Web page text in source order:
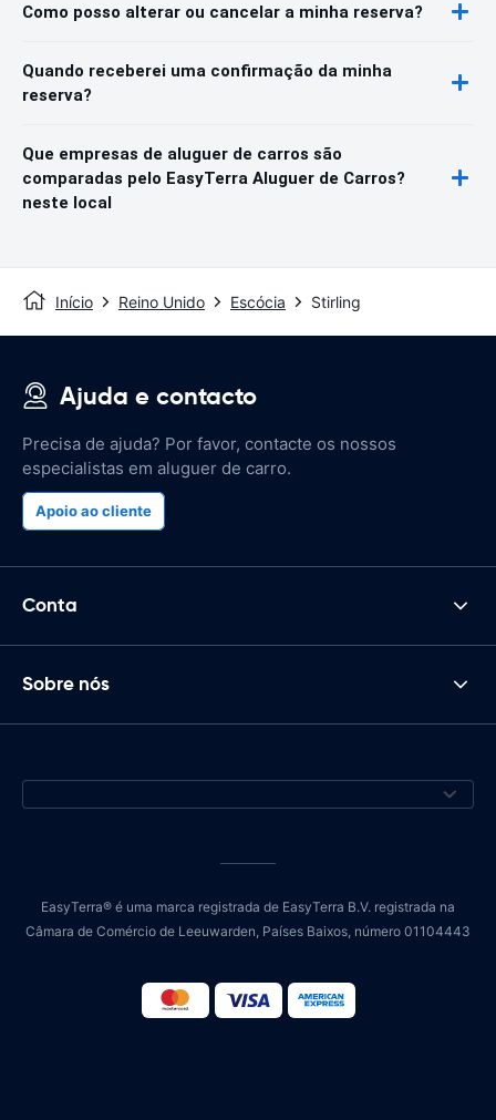
Como posso alterar ou cancelar a minha reserva?
Quando receberei uma confirmação da minha
reserva?
Que empresas de aluguer de carros são
comparadas pelo EasyTerra Aluguer de Carros?
neste local
Início Reino Unido Escócia Stirling
Ajuda e contacto
Precisa de ajuda? Por favor, contacte os nossos
especialistas em aluguer de carro.
Apoio ao cliente
Conta
Sobre nós
EasyTerra® é uma marca registrada de EasyTerra B.V. registrada na
Câmara de Comércio de Leeuwarden, Países Baixos, número 01104443